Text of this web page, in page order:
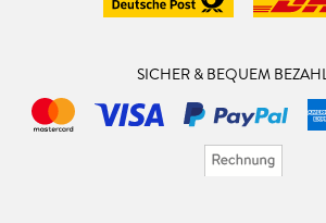
SICHER & BEQUEM